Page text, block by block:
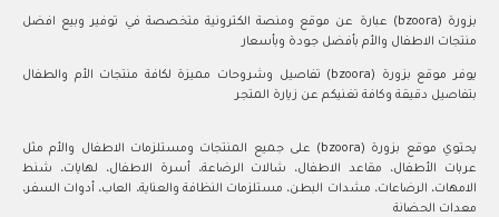
بزورة (bzoora) عبارة عن موقع ومنصة الكترونية متخصصة في توفير وبيع افضل
منتجات الاطفال والأم بأفضل جودة وبأسعار
يوفر موقع بزورة (bzoora) تفاصيل وشروحات مميزة لكافة منتجات الأم والطفال
بتفاصيل دقيقة وكافة تغنيكم عن زيارة المتجر
يحتوي موقع بزورة (bzoora) على جميع المنتجات ومستلزمات الاطفال والأم مثل
عربات الأطفال، مقاعد الاطفال، شالات الرضاعة، أسرة الاطفال، لهايات، شنط
الامهات، الرضاعات، مشدات البطن، مستلزمات النظافة والعناية، العاب، أدوات السفر،
معدات الحضانة